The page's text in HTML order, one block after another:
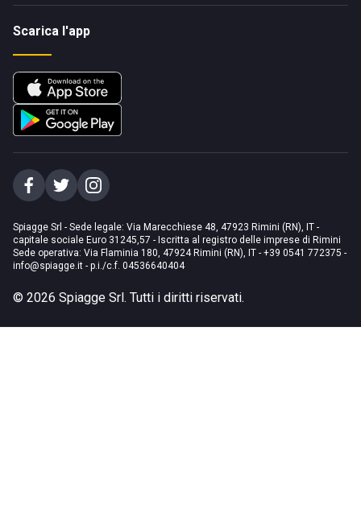
Scarica l'app
Spiagge Srl - Sede legale: Via Marecchiese 48, 47923 Rimini (RN), IT -
capitale sociale Euro 31245,57 - Iscritta al registro delle imprese di Rimini
Sede operativa: Via Flaminia 180, 47924 Rimini (RN), IT - +39 0541 772375 -
info@spiagge.it - p.i./c.f. 04536640404
© 2026 Spiagge Srl. Tutti i diritti riservati.